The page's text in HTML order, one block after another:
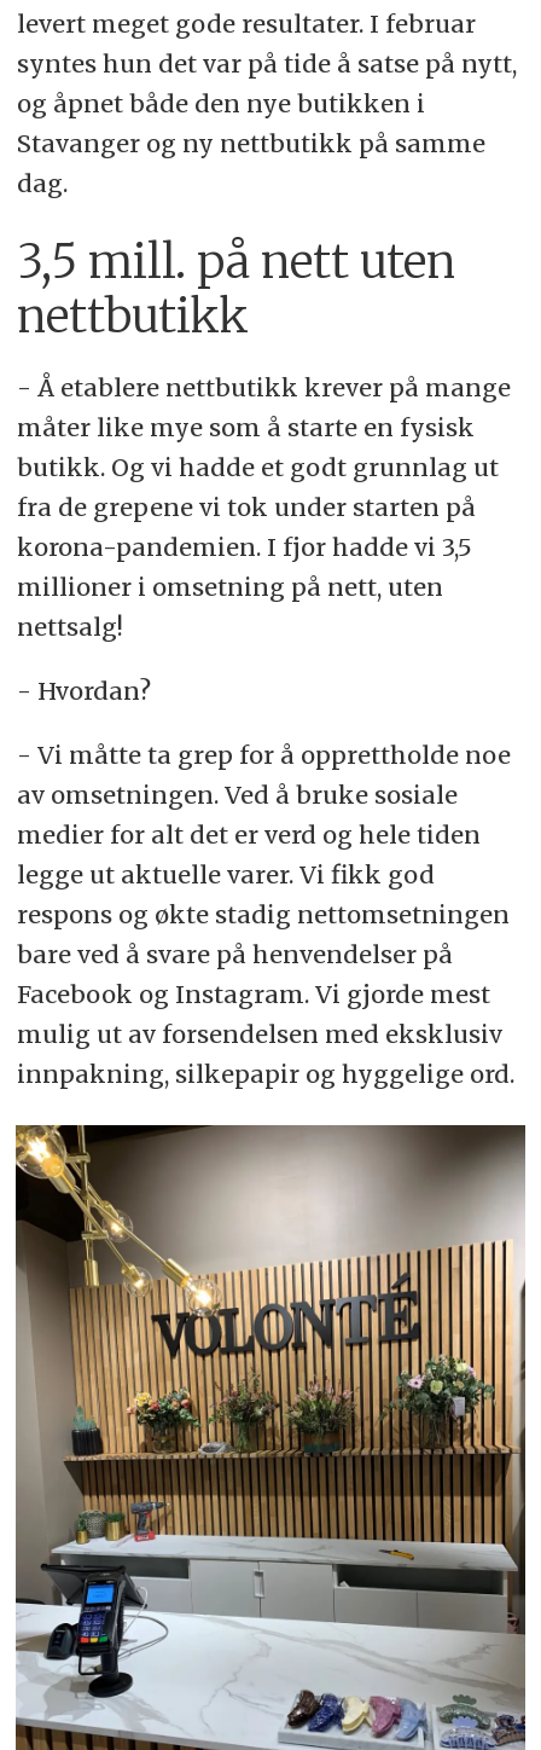
levert meget gode resultater. I februar
syntes hun det var på tide å satse på nytt,
og åpnet både den nye butikken i
Stavanger og ny nettbutikk på samme
dag.
3,5 mill. på nett uten
nettbutikk
- Å etablere nettbutikk krever på mange
måter like mye som å starte en fysisk
butikk. Og vi hadde et godt grunnlag ut
fra de grepene vi tok under starten på
korona-pandemien. I fjor hadde vi 3,5
millioner i omsetning på nett, uten
nettsalg!
- Hvordan?
- Vi måtte ta grep for å opprettholde noe
av omsetningen. Ved å bruke sosiale
medier for alt det er verd og hele tiden
legge ut aktuelle varer. Vi fikk god
respons og økte stadig nettomsetningen
bare ved å svare på henvendelser på
Facebook og Instagram. Vi gjorde mest
mulig ut av forsendelsen med eksklusiv
innpakning, silkepapir og hyggelige ord.